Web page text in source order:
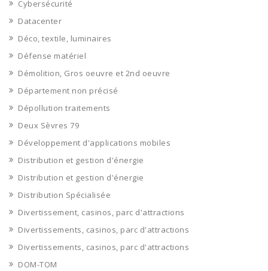
Cybersécurité
Datacenter
Déco, textile, luminaires
Défense matériel
Démolition, Gros oeuvre et 2nd oeuvre
Département non précisé
Dépollution traitements
Deux Sèvres 79
Développement d'applications mobiles
Distribution et gestion d'énergie
Distribution et gestion d'énergie
Distribution Spécialisée
Divertissement, casinos, parc d'attractions
Divertissements, casinos, parc d'attractions
Divertissements, casinos, parc d'attractions
DOM-TOM